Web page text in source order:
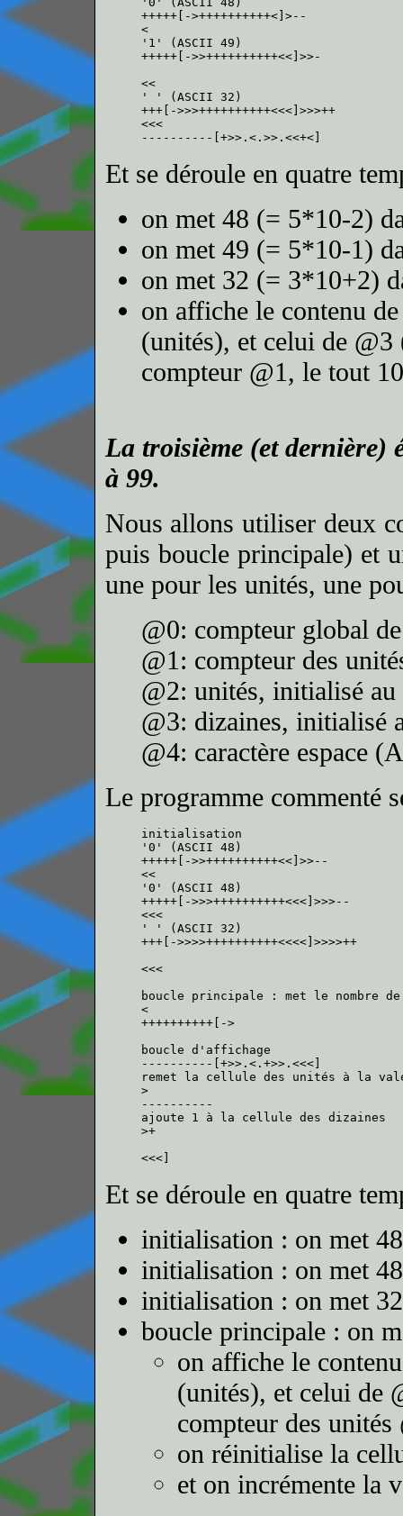
+++++[->++++++++++<]>--
<
'1' (ASCII 49)
+++++[->>++++++++++<<]>>-
<<
' ' (ASCII 32)
+++[->>>++++++++++<<<]>>>++
<<<
Et se déroule en quatre
on met 48 (= 5*10-2)
on met 49 (= 5*10-1)
on met 32 (= 3*10+2)
on affiche le contenu
(unités), et celui de @3
compteur @1, le tout
La troisième (et dernière)
à 99.
Nous allons utiliser deux
puis boucle principale) et
une pour les unités, une
@0: compteur global
@1: compteur des
@2: unités, initialisé
@3: dizaines, initialisé
@4: caractère espace
Le programme commenté
initialisation
'0' (ASCII 48)
+++++[->>++++++++++<<]>>--
<<
'0' (ASCII 48)
+++++[->>>++++++++++<<<]>>>--
<<<
' ' (ASCII 32)
+++[->>>>++++++++++<<<<]>>>>++
<<<
boucle principale : met le nombre
<
++++++++++[->
boucle d'affichage
----------[+>>.<.+>>.<<<]
remet la cellule des unités à la
>
----------
ajoute 1 à la cellule des dizaines
>+
Et se déroule en quatre
initialisation : on met
initialisation : on met
initialisation : on met
boucle principale : on
on affiche le
(unités), et celui de
compteur des
on réinitialise la
et on incrémente la